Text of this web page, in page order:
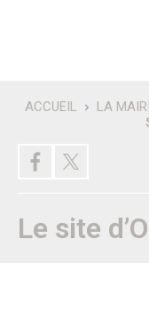
Villes jumelées
Les 50 ans du
Carte d’identité de
ACCUEIL LA
Le site